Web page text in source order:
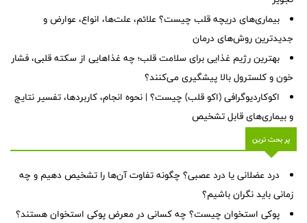
بیماری‌های دریچه قلب چیست؟ علائم، علت‌ها، انواع، عوارض و
جدیدترین روش‌های درمان
بهترین رژیم غذایی برای سلامت قلب؛ چه غذاهایی از سکته قلبی، فشار
خون و کلسترول بالا پیشگیری می‌کنند؟
اکوکاردیوگرافی (اکو قلب) چیست؟ | نحوه انجام، کاربردها، تفسیر نتایج
و بیماری‌های قابل تشخیص
پر بحث ترین
درد عضلانی یا درد عصبی؟ چگونه تفاوت آن‌ها را تشخیص دهیم و چه
زمانی باید نگران باشیم؟
پوکی استخوان چیست؟ چه کسانی در معرض پوکی استخوان هستند؟